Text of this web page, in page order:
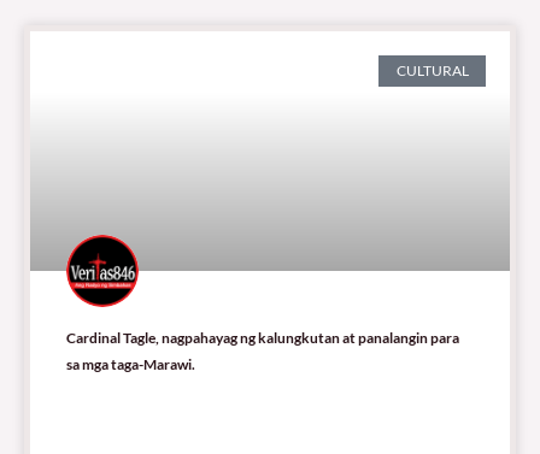
CULTURAL
Cardinal Tagle, nagpahayag ng kalungkutan at panalangin para
sa mga taga-Marawi.